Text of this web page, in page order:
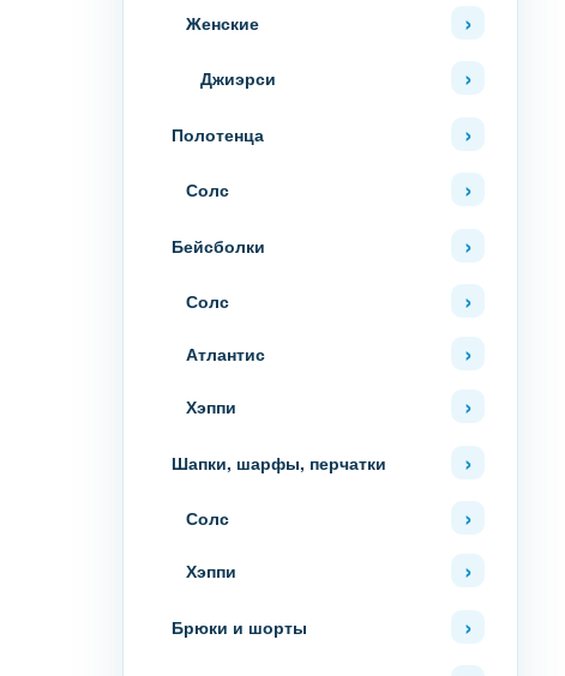
Женские
Джиэрси
Полотенца
Солс
Бейсболки
Солс
Атлантис
Хэппи
Шапки, шарфы, перчатки
Солс
Хэппи
Брюки и шорты